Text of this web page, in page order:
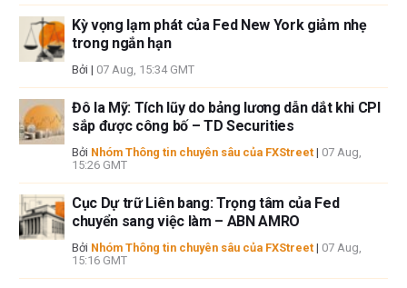
Kỳ vọng lạm phát của Fed New York giảm nhẹ
trong ngắn hạn
Bởi | 07 Aug, 15:34 GMT
Đô la Mỹ: Tích lũy do bảng lương dẫn dắt khi CPI
sắp được công bố – TD Securities
Bởi Nhóm Thông tin chuyên sâu của FXStreet | 07 Aug,
15:26 GMT
Cục Dự trữ Liên bang: Trọng tâm của Fed
chuyển sang việc làm – ABN AMRO
Bởi Nhóm Thông tin chuyên sâu của FXStreet | 07 Aug,
15:16 GMT